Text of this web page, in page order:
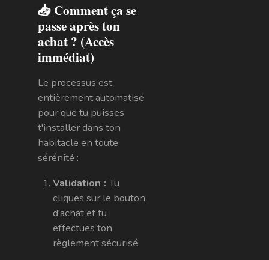
📥 Comment ça se
passe après ton
achat ? (Accès
immédiat)
Le processus est
entièrement automatisé
pour que tu puisses
t'installer dans ton
habitacle en toute
sérénité :
Validation : Tu
cliques sur le bouton
d'achat et tu
effectues ton
règlement sécurisé.